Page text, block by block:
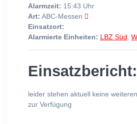
Alarmzeit: 15:43 Uhr
Art: ABC-Messen
Einsatzort:
Alarmierte Einheiten: LBZ Süd
Einsatzbericht:
leider stehen aktuell keine
zur Verfügung